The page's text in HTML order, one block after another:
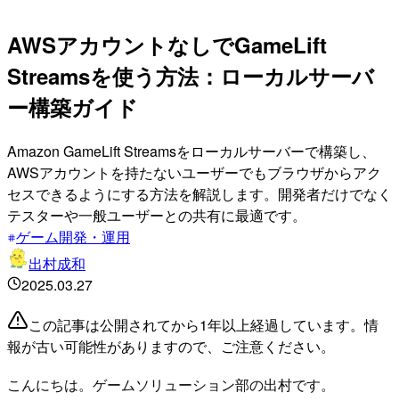
AWSアカウントなしでGameLift
Streamsを使う方法：ローカルサーバ
ー構築ガイド
Amazon GameLift Streamsをローカルサーバーで構築し、
AWSアカウントを持たないユーザーでもブラウザからアク
セスできるようにする方法を解説します。開発者だけでなく
テスターや一般ユーザーとの共有に最適です。
ゲーム開発・運用
出村成和
2025.03.27
この記事は公開されてから1年以上経過しています。情
報が古い可能性がありますので、ご注意ください。
こんにちは。ゲームソリューション部の出村です。